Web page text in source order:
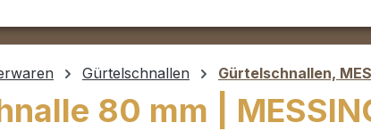
Gürtelschnallen Gürtelschnallen,
80 mm |